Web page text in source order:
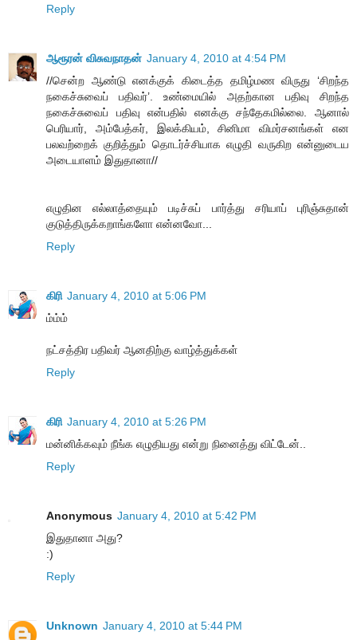
Reply
ஆரூரன் விசுவநாதன் January 4, 2010 at 4:54 PM
//சென்ற ஆண்டு எனக்குக் கிடைத்த தமிழ்மண விருது ‘சிறந்த
நகைச்சுவைப் பதிவர்’. உண்மையில் அதற்கான பதிவு சிறந்த
நகைச்சுவைப் பதிவு என்பதில் எனக்கு சந்தேகமில்லை. ஆனால்
பெரியார், அம்பேத்கர், இலக்கியம், சினிமா விமர்சனங்கள் என
பலவற்றைக் குறித்தும் தொடர்ச்சியாக எழுதி வருகிற என்னுடைய
அடையாளம் இதுதானா//
எழுதின எல்லாத்தையும் படிச்சுப் பார்த்து சரியாப் புரிஞ்சுதான்
குடுத்திருக்கறாங்களோ என்னவோ...
Reply
கிரி January 4, 2010 at 5:06 PM
ம்ம்ம்
நட்சத்திர பதிவர் ஆனதிற்கு வாழ்த்துக்கள்
Reply
கிரி January 4, 2010 at 5:26 PM
மன்னிக்கவும் நீங்க எழுதியது என்று நினைத்து விட்டேன்..
Reply
Anonymous January 4, 2010 at 5:42 PM
இதுதானா அது?
:)
Reply
Unknown January 4, 2010 at 5:44 PM